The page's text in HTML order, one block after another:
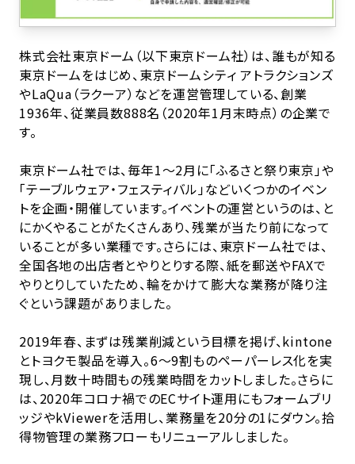
株式会社東京ドーム（以下東京ドーム社）は、誰もが知る
東京ドームをはじめ、東京ドームシティ アトラクションズ
やLaQua（ラクーア）などを運営管理している、創業
1936年、従業員数888名（2020年1月末時点）の企業で
す。
東京ドーム社では、毎年1～2月に「ふるさと祭り東京」や
「テーブルウェア・フェスティバル」などいくつかのイベン
トを企画・開催しています。イベントの運営というのは、と
にかくやることがたくさんあり、残業が当たり前になって
いることが多い業種です。さらには、東京ドーム社では、
全国各地の出店者とやりとりする際、紙を郵送やFAXで
やりとりしていたため、輪をかけて膨大な業務が降り注
ぐという課題がありました。
2019年春、まずは残業削減という目標を掲げ、kintone
とトヨクモ製品を導入。6～9割ものペーパーレス化を実
現し、月数十時間もの残業時間をカットしました。さらに
は、2020年コロナ禍でのECサイト運用にもフォームブリ
ッジやkViewerを活用し、業務量を20分の1にダウン。拾
得物管理の業務フローもリニューアルしました。